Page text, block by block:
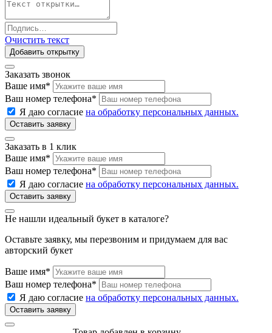
Очистить текст
Добавить открытку
Заказать звонок
Ваше имя*
Ваш номер телефона*
Я даю согласие на обработку персональных данных.
Заказать в 1 клик
Ваше имя*
Ваш номер телефона*
Я даю согласие на обработку персональных данных.
Не нашли идеальный букет в каталоге?
Оставьте заявку, мы перезвоним и придумаем для вас
авторский букет
Ваше имя*
Ваш номер телефона*
Я даю согласие на обработку персональных данных.